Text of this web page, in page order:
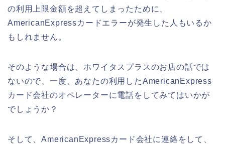
の利用上限金額を超えてしまったために、
AmericanExpressカードエラーが発生した人もいるか
もしれません。
そのような場合は、ホワイタスプラスのお店の話では
ないので、一度、あなたの利用したAmericanExpress
カード会社のオペレーターに電話をしてみてはいかが
でしょうか？
そして、AmericanExpressカード会社に連絡をして、